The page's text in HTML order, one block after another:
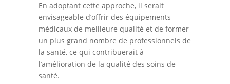
En adoptant cette approche, il serait
envisageable d’offrir des équipements
médicaux de meilleure qualité et de former
un plus grand nombre de professionnels de
la santé, ce qui contribuerait à
l’amélioration de la qualité des soins de
santé.